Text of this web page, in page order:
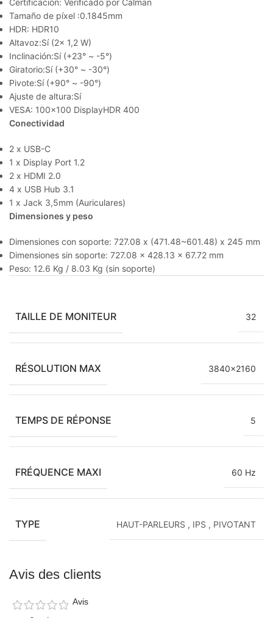
Tamaño de píxel :0.1845mm
HDR: HDR10
Altavoz:Sí (2x 1,2 W)
Inclinación:Sí (+23° ~ -5°)
Giratorio:Sí (+30° ~ -30°)
Pivote:Sí (+90° ~ -90°)
Ajuste de altura:Sí
VESA: 100×100 DisplayHDR 400
Conectividad
2 x USB-C
1 x Display Port 1.2
2 x HDMI 2.0
4 x USB Hub 3.1
1 x Jack 3,5mm (Auriculares)
Dimensiones y peso
Dimensiones con soporte: 727.08 x (471.48~601.48) x 245 mm
Dimensiones sin soporte: 727.08 x 428.13 x 67.72 mm
Peso: 12.6 Kg / 8.03 Kg (sin soporte)
TAILLE DE MONITEUR 32
RÉSOLUTION MAX 3840×2160
TEMPS DE RÉPONSE 5
FRÉQUENCE MAXI 60 Hz
TYPE HAUT-PARLEURS , IPS , PIVOTANT
Avis des clients
Avis